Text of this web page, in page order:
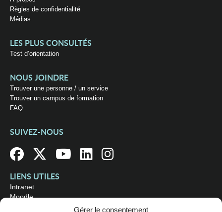
Gérer le consentement
Règles de confidentialité
Médias
LES PLUS CONSULTÉS
Test d’orientation
NOUS JOINDRE
Trouver une personne / un service
Trouver un campus de formation
FAQ
SUIVEZ-NOUS
LIENS UTILES
Intranet
Moodle